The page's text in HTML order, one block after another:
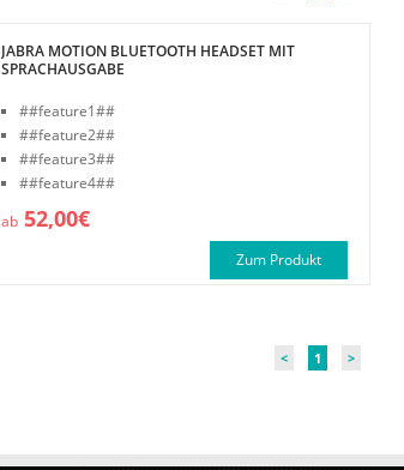
JABRA MOTION BLUETOOTH HEADSET MIT
SPRACHAUSGABE
##feature1##
##feature2##
##feature3##
##feature4##
ab 52,00€
Zum Produkt
< 1 >